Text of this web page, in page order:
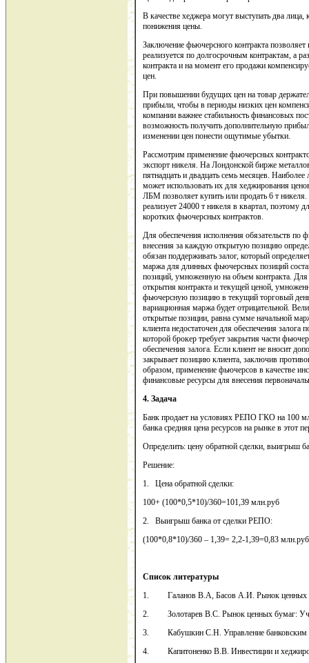
В качестве хеджера могут выступать два
понижения цены.
Заключение фьючерсного контракта
реализуется по долгосрочным контрактам, а
контракта и на момент его продажи
цен.
При повышении будущих цен на товар
прибыли, чтобы в периоды низких цен
компании важнее стабильность финансовых
возможность получить дополнительную
изменении цен понести ощутимые убытки.
Рассмотрим применение фьючерсных
экспорт никеля. На Лондонской бирже
пятнадцать и двадцать семь месяцев.
может использовать их для хеджирования
ЛБМ позволяет купить или продать 6 т
реализует 24000 т никеля в квартал, поэтому
коротких фьючерсных контрактов.
Для обеспечения исполнения обязательств по
внесения за каждую открытую позицию
обязан поддерживать залог, который
маржа для длинных фьючерсных позиций
позиций, умноженную на объем контракта.
открытия контракта и текущей ценой,
фьючерсную позицию в текущий торговый
вариационная маржа будет отрицательной.
открытые позиции, равна сумме начальной
клиента недостаточен для обеспечения
которой брокер требует закрытия части
обеспечения залога. Если клиент не вносит
закрывает позицию клиента, заключив
образом, применение фьючерсов в качестве
финансовые ресурсы для внесения
4. Задача
Банк продает на условиях РЕПО ГКО на 100
банка средняя цена ресурсов на рынке в этот
Определить: цену обратной сделки, выигрыш
Решение:
1. Цена обратной сделки:
100+ (100*0,5*10)/360=101,39 млн.руб
2. Выигрыш банка от сделки РЕПО:
(100*0,8*10)/360 – 1,39= 2,2-1,39=0,83 млн.руб
Список литературы
1. Галанов В.А, Басов А.И. Рынок ценных
2. Золотарев В.С. Рынок ценных бумаг:
3. Кабушкин С.Н. Управление банковским
4. Капитоненко В.В. Инвестиции и